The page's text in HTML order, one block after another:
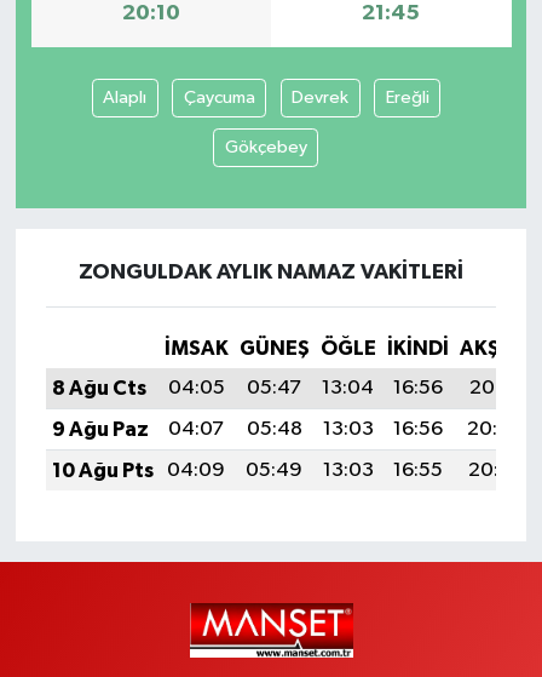
20:10 21:45
Alaplı Çaycuma Devrek Ereğli
Gökçebey
ZONGULDAK AYLIK NAMAZ VAKITLERI
İMSAK GÜNEŞ ÖĞLE İKINDI
AKŞAM
8 Ağu Cts
04:05 05:47 13:04 16:56
20:10
9 Ağu Paz
04:07 05:48 13:03 16:56
20:09
10 Ağu Pts
04:09 05:49 13:03 16:55 20:07